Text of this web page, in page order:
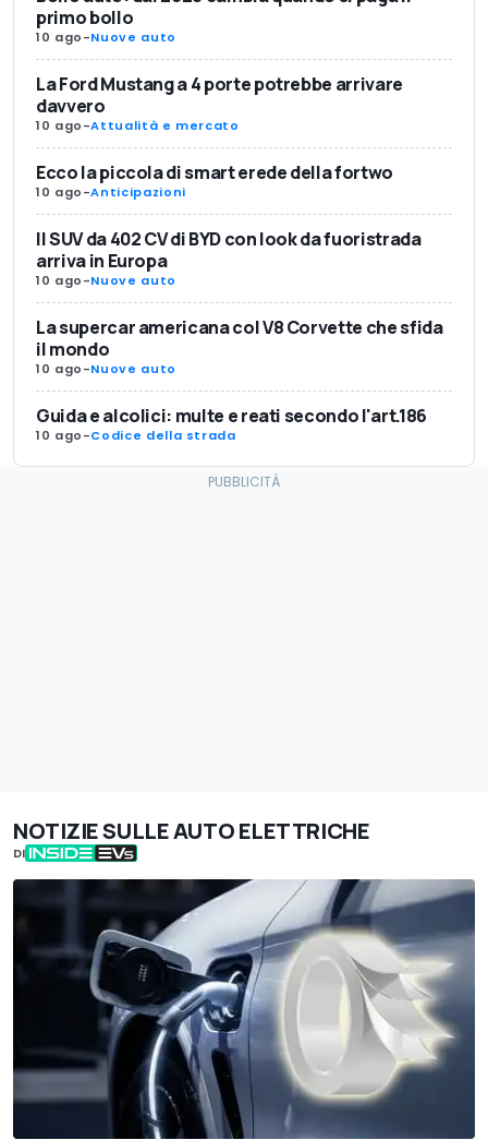
primo bollo
10 ago-Nuove auto
La Ford Mustang a 4 porte potrebbe arrivare
davvero
10 ago-Attualità e mercato
Ecco la piccola di smart erede della fortwo
10 ago-Anticipazioni
Il SUV da 402 CV di BYD con look da fuoristrada
arriva in Europa
10 ago-Nuove auto
La supercar americana col V8 Corvette che sfida
il mondo
10 ago-Nuove auto
Guida e alcolici: multe e reati secondo l'art.186
10 ago-Codice della strada
NOTIZIE SULLE AUTO ELETTRICHE
DI